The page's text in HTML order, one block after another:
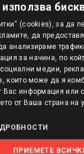
(cookies), за да
да
анализираме
за начина, по
медии,
които може да я
Вас информация или с
от Ваша страна на
ПРИЕМЕТЕ